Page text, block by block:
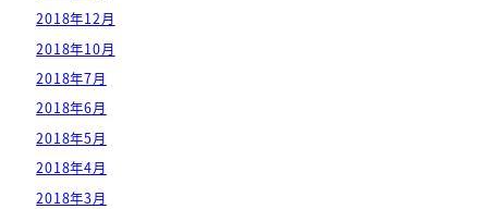
2018年12月
2018年10月
2018年7月
2018年6月
2018年5月
2018年4月
2018年3月